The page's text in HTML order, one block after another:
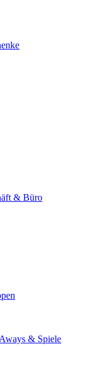
& Büro
& Spiele